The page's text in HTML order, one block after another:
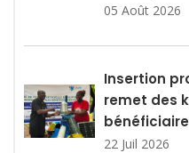
05 Août 2026
Insertion
remet des
22 Juil 2026